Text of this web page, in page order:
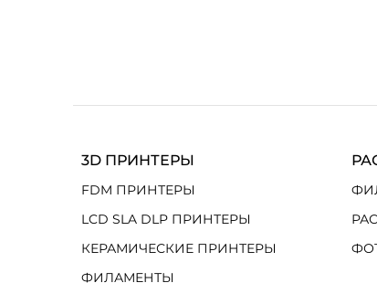
3D ПРИНТЕРЫ
FDM ПРИНТЕРЫ
LCD SLA DLP ПРИНТЕРЫ
КЕРАМИЧЕСКИЕ ПРИНТЕРЫ
ФИЛАМЕНТЫ